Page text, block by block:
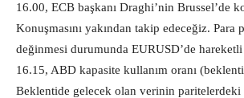
16.00, ECB başkanı Draghi’nin Brussel’de
Konuşmasını yakından takip edeceğiz. Para
değinmesi durumunda EURUSD’de
16.15, ABD kapasite kullanım oranı
Beklentide gelecek olan verinin paritelerdeki